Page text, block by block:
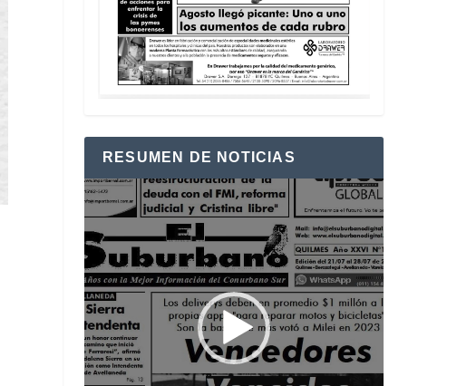
RESUMEN DE NOTICIAS
Reproductor
de
vídeo